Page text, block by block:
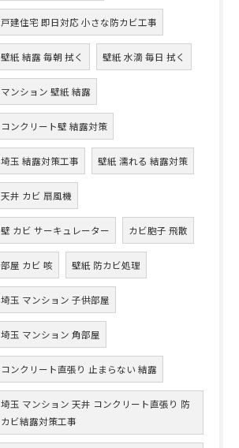
戸建住宅 即日対応 小さな防カビ工事
壁紙 結露 毎朝 拭く 壁紙 水滴 毎日 拭く
マンション 壁紙 結露
コンクリート壁 結露対策
埼玉 結露対策工事 壁紙 濡れる 結露対策
天井 カビ 扇風機
壁 カビ サーキュレーター カビ胞子 飛散
部屋 カビ 咳 壁紙 防カビ処理
埼玉 マンション 子供部屋
埼玉 マンション 角部屋
コンクリート直張り 止まらない 結露
埼玉 マンション 天井 コンクリート直張り 防
カビ結露対策工事